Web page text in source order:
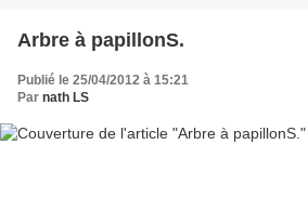
Arbre à papillonS.
Publié le 25/04/2012 à 15:21
Par nath LS